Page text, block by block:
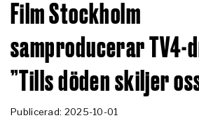
Film Stockholm
samproducerar TV4-
”Tills döden skiljer
Publicerad: 2025-10-01